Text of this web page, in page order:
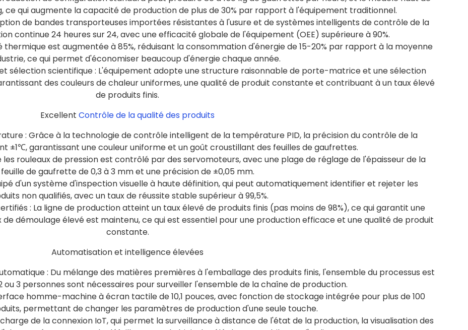
ce qui augmente la capacité de production de plus de 30% par rapport à l'équipement traditionnel.
de bandes transporteuses importées résistantes à l'usure et de systèmes intelligents de contrôle de la
continue 24 heures sur 24, avec une efficacité globale de l'équipement (OEE) supérieure à 90%.
est augmentée à 85%, réduisant la consommation d'énergie de 15-20% par rapport à la moyenne
ce qui permet d'économiser beaucoup d'énergie chaque année.
sélection scientifique : L'équipement adopte une structure raisonnable de porte-matrice et une sélection
des couleurs de chaleur uniformes, une qualité de produit constante et contribuant à un taux élevé
de produits finis.
Excellent Contrôle de la qualité des produits
: Grâce à la technologie de contrôle intelligent de la température PID, la précision du contrôle de la
±1℃, garantissant une couleur uniforme et un goût croustillant des feuilles de gaufrettes.
rouleaux de pression est contrôlé par des servomoteurs, avec une plage de réglage de l'épaisseur de la
feuille de gaufrette de 0,3 à 3 mm et une précision de ±0,05 mm.
d'un système d'inspection visuelle à haute définition, qui peut automatiquement identifier et rejeter les
non qualifiés, avec un taux de réussite stable supérieur à 99,5%.
: La ligne de production atteint un taux élevé de produits finis (pas moins de 98%), ce qui garantit une
démoulage élevé est maintenu, ce qui est essentiel pour une production efficace et une qualité de produit
constante.
Automatisation et intelligence élevées
: Du mélange des matières premières à l'emballage des produits finis, l'ensemble du processus est
ou 3 personnes sont nécessaires pour surveiller l'ensemble de la chaîne de production.
homme-machine à écran tactile de 10,1 pouces, avec fonction de stockage intégrée pour plus de 100
permettant de changer les paramètres de production d'une seule touche.
de la connexion IoT, qui permet la surveillance à distance de l'état de la production, la visualisation des